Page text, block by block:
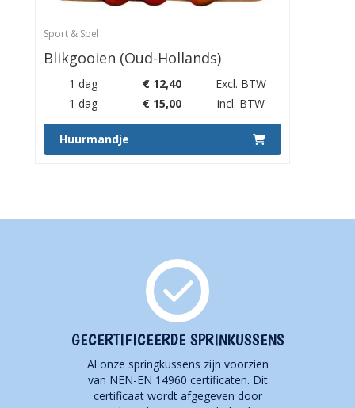
Sport & Spel
Blikgooien (Oud-Hollands)
1 dag € 12,40
Excl. BTW
1 dag
€ 15,00 incl. BTW
Huurmandje
GECERTIFICEERDE SPRINKUSSENS
Al onze springkussens zijn voorzien
van NEN-EN 14960 certificaten. Dit
certificaat wordt afgegeven door